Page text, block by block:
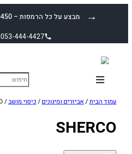
מבצע על כל הרמפות – ₪450 עד הבית! →
053-444-4427
עמוד הבית/אביזרים ומיגונים/ כיסוי מושב/ SHERCO
SHERCO